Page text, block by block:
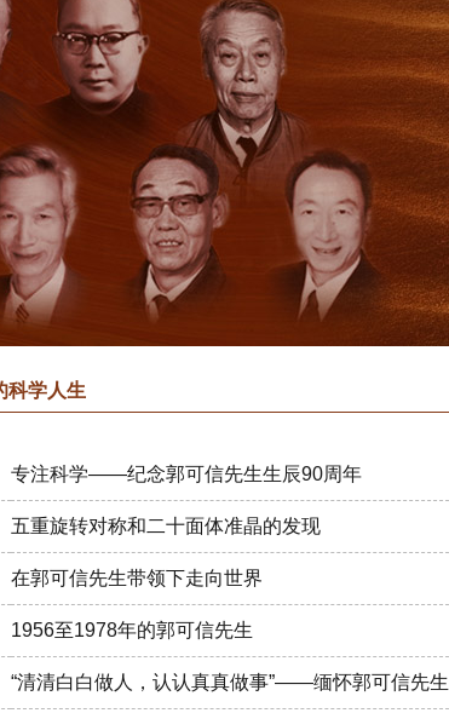
科学人生
专注科学——纪念郭可信先生生辰90周年
五重旋转对称和二十面体准晶的发现
在郭可信先生带领下走向世界
1956至1978年的郭可信先生
“清清白白做人，认认真真做事”——缅怀郭可信先生